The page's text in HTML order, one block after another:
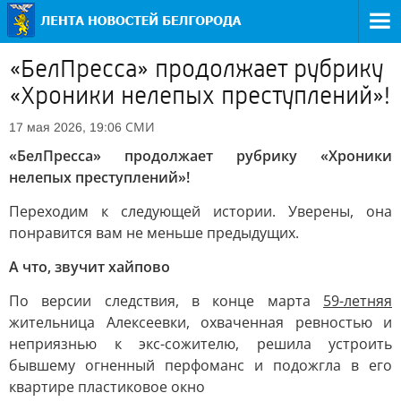
«БелПресса» продолжает рубрику
«Хроники нелепых преступлений»!
17 мая 2026, 19:06 СМИ
«БелПресса» продолжает рубрику «Хроники
нелепых преступлений»!
Переходим к следующей истории. Уверены, она
понравится вам не меньше предыдущих.
А что, звучит хайпово
По версии следствия, в конце марта 59-летняя
жительница Алексеевки, охваченная ревностью и
неприязнью к экс-сожителю, решила устроить
бывшему огненный перфоманс и подожгла в его
квартире пластиковое окно